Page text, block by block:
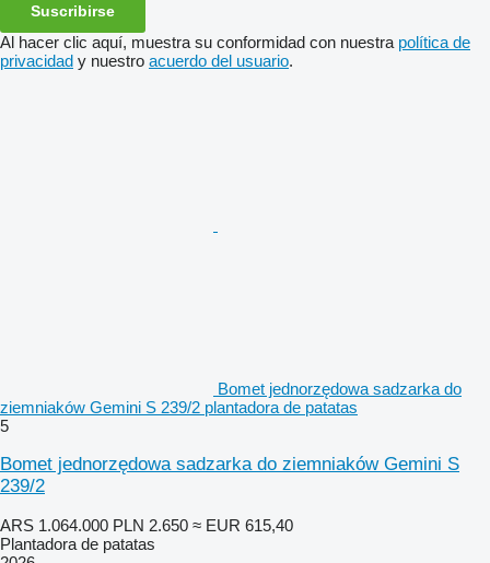
Suscribirse
Al hacer clic aquí, muestra su conformidad con nuestra política de
privacidad y nuestro acuerdo del usuario.
Bomet jednorzędowa sadzarka do
ziemniaków Gemini S 239/2 plantadora de patatas
5
Bomet jednorzędowa sadzarka do ziemniaków Gemini S
239/2
ARS 1.064.000 PLN 2.650 ≈ EUR 615,40
Plantadora de patatas